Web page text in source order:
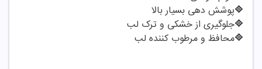
🔷پوشش دهی بسیار بالا
🔷جلوگیری از خشکی و ترک لب
🔷محافظ و مرطوب کننده لب